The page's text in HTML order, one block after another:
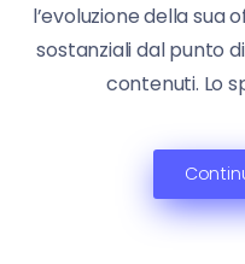
l’evoluzione della
sostanziali dal punto
contenuti. Lo